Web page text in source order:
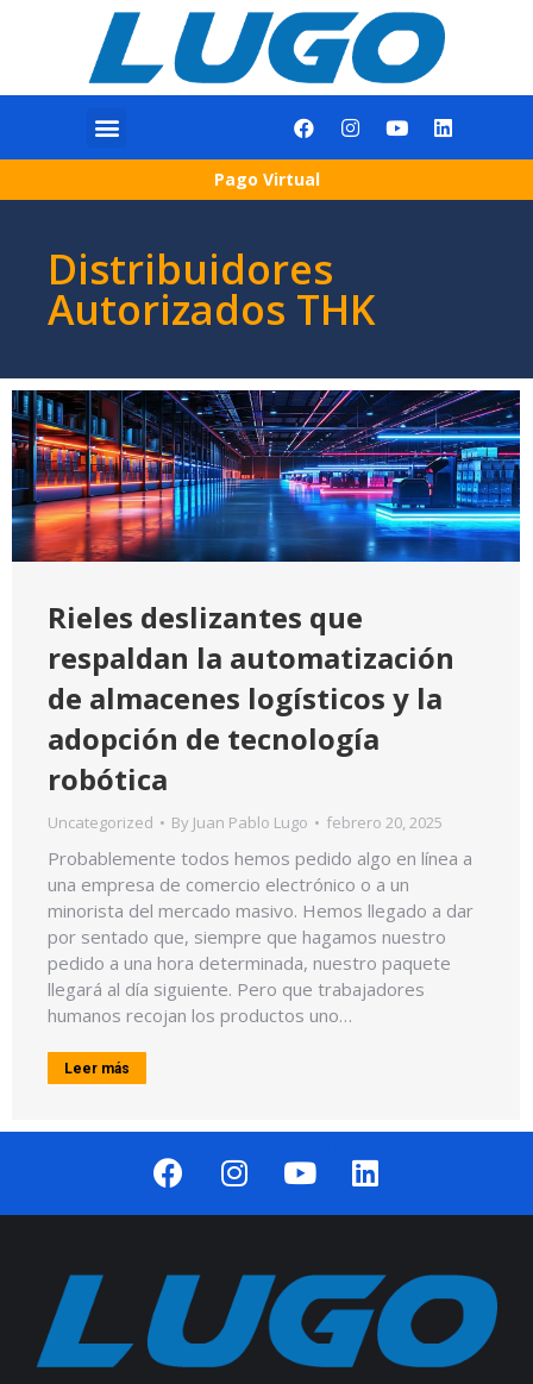
Pago Virtual
Distribuidores
Autorizados THK
Rieles deslizantes que
respaldan la automatización
de almacenes logísticos y la
adopción de tecnología
robótica
Uncategorized By Juan Pablo Lugo febrero 20, 2025
Probablemente todos hemos pedido algo en línea a
una empresa de comercio electrónico o a un
minorista del mercado masivo. Hemos llegado a dar
por sentado que, siempre que hagamos nuestro
pedido a una hora determinada, nuestro paquete
llegará al día siguiente. Pero que trabajadores
humanos recojan los productos uno…
Leer más